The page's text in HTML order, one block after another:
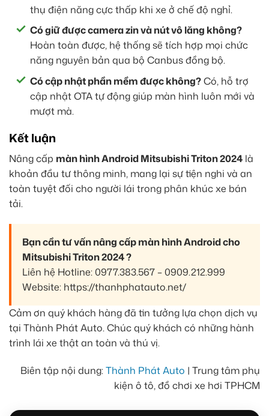
thụ điện năng cực thấp khi xe ở chế độ nghỉ.
Có giữ được camera zin và nút vô lăng không?
Hoàn toàn được, hệ thống sẽ tích hợp mọi chức
năng nguyên bản qua bộ Canbus đồng bộ.
Có cập nhật phần mềm được không?Có, hỗ trợ
cập nhật OTA tự động giúp màn hình luôn mới và
mượt mà.
Kết luận
Nâng cấp màn hình Android Mitsubishi Triton 2024 là
khoản đầu tư thông minh, mang lại sự tiện nghi và an
toàn tuyệt đối cho người lái trong phân khúc xe bán
tải.
Bạn cần tư vấn nâng cấp màn hình Android cho
Mitsubishi Triton 2024 ?
Liên hệ Hotline: 0977.383.567 – 0909.212.999
Website: https://thanhphatauto.net/
Cảm ơn quý khách hàng đã tin tưởng lựa chọn dịch vụ
tại Thành Phát Auto. Chúc quý khách có những hành
trình lái xe thật an toàn và thú vị.
Biên tập nội dung:Thành Phát Auto | Trung tâm phụ
kiện ô tô, đồ chơi xe hơi TPHCM